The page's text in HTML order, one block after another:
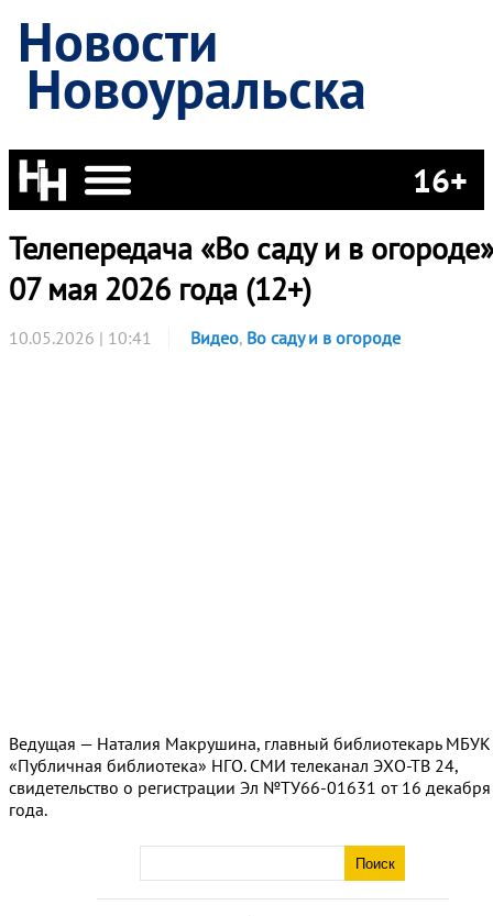
Новости
Новоуральска
16+
Телепередача «Во саду и в
07 мая 2026 года (12+)
10.05.2026 | 10:41 Видео, Во саду и в огороде
Ведущая — Наталия Макрушина, главный библиотекарь МБУК
«Публичная библиотека» НГО. СМИ телеканал ЭХО-ТВ 24,
свидетельство о регистрации Эл №ТУ66-01631 от 16
года.